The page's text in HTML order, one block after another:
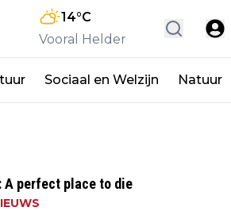
14°C
Vooral Helder
Sociaal en Welzijn Natuur
A perfect place to die